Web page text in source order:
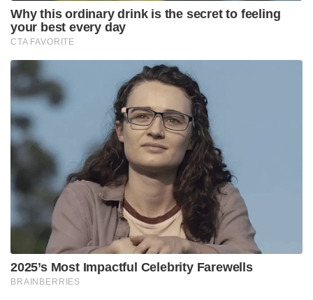
ആരാധനാലയങ്ങളെക്കുറിച്ച് തെറ്റായ വിവരങ്ങൾ
നൽകി രാജ്യത്ത് വലിയൊരു വർഗീയ
കലാപത്തിനാണ് ഇവർ പദ്ധതിയിട്ടിരുന്നത്.
വിദേശത്തുള്ള മുജാഹിദ്ദീൻ ഗ്രൂപ്പുകളുമായി ടെലിഗ്രാം,
വാട്സാപ്പ് എന്നിവ വഴി ബന്ധപ്പെട്ടിരുന്ന ഇവർ,
പിടിക്കപ്പെടാതിരിക്കാൻ സന്ദേശങ്ങൾ ഉടനടി ഡിലീറ്റ്
ചെയ്യുകയായിരുന്നു പതിവ്. ഈ ശൃംഖലയുമായി
ബന്ധപ്പെട്ട മറ്റ് സ്ലീപ്പർ സെൽ അംഗങ്ങൾക്കായി
സുരക്ഷാ ഏജൻസികൾ അന്വേഷണം
ഊർജ്ജിതമാക്കിയിട്ടുണ്ട്.
Pakistan-linked terror network busted
used to send audios
videos to Pak terrorists